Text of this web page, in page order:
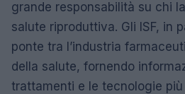
grande responsabilità su chi
salute riproduttiva. Gli ISF, in
ponte tra l’industria
della salute, fornendo
trattamenti e le tecnologie